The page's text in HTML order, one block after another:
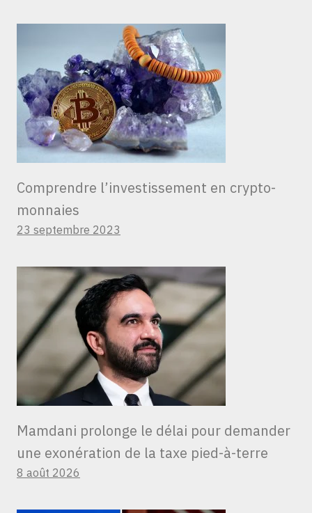
Comprendre l’investissement en crypto-
monnaies
23 septembre 2023
Mamdani prolonge le délai pour demander
une exonération de la taxe pied-à-terre
8 août 2026